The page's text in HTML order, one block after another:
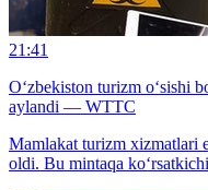
21:41
O‘zbekiston turizm o‘sishi
aylandi — WTTC
Mamlakat turizm xizmatlari
oldi. Bu mintaqa